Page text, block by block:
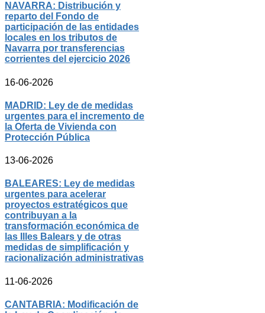
NAVARRA: Distribución y
reparto del Fondo de
participación de las entidades
locales en los tributos de
Navarra por transferencias
corrientes del ejercicio 2026
16-06-2026
MADRID: Ley de de medidas
urgentes para el incremento de
la Oferta de Vivienda con
Protección Pública
13-06-2026
BALEARES: Ley de medidas
urgentes para acelerar
proyectos estratégicos que
contribuyan a la
transformación económica de
las Illes Balears y de otras
medidas de simplificación y
racionalización administrativas
11-06-2026
CANTABRIA: Modificación de